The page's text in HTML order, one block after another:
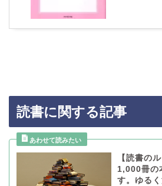
読書に関する記事
【読書の
1,000冊の
す。ゆる